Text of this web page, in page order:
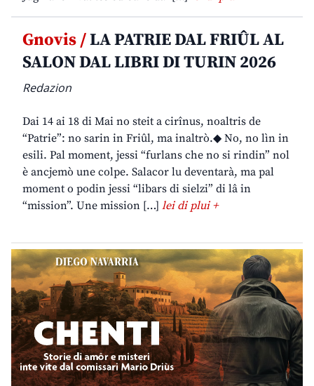
Gnovis /LA PATRIE DAL FRIÛL AL
SALON DAL LIBRI DI TURIN 2026
Redazion
Dai 14 ai 18 di Mai no steit a cirînus, noaltris de
“Patrie”: no sarin in Friûl, ma inaltrò.◆ No, no lìn in
esili. Pal moment, jessi “furlans che no si rindin” nol
è ancjemò une colpe. Salacor lu deventarà, ma pal
moment o podin jessi “libars di sielzi” di lâ in
“mission”. Une mission […] lei di plui +